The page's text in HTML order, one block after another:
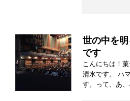
世の中を
です
こんにちは！
清水です。 ハ
す。って、あ